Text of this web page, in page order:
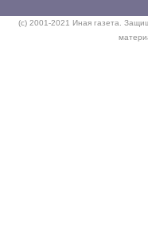
(c) 2001-2021 Иная газета.